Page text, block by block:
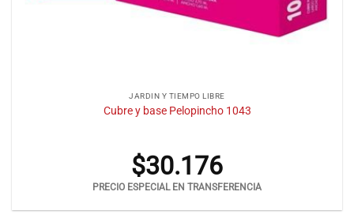
JARDIN Y TIEMPO LIBRE
Cubre y base Pelopincho 1043
$30.176
PRECIO ESPECIAL EN TRANSFERENCIA